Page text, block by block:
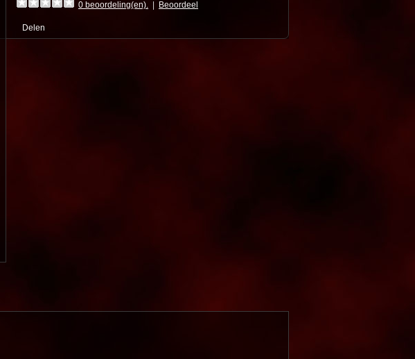
0 beoordeling(en). Beoordeel
Delen